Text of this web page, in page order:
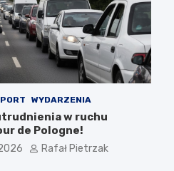
WYDARZENIA
w ruchu
de Pologne!
Rafał Pietrzak